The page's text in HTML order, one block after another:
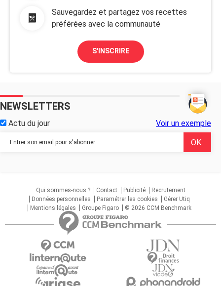
Sauvegardez et partagez vos recettes
préférées avec la communauté
S'INSCRIRE
NEWSLETTERS
Actu du jour Voir un exemple
...
Qui sommes-nous ?
Contact Publicité
Recrutement
Données personnelles
Paramétrer les cookies
Gérer Utiq
Mentions légales
Groupe Figaro © 2026 CCM Benchmark